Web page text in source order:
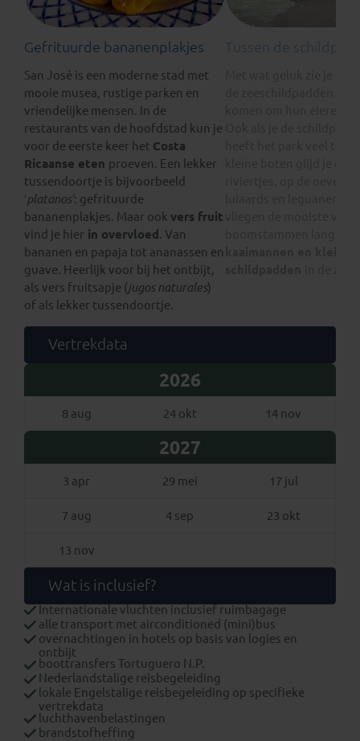
Gefrituurde bananenplakjes
San José is een moderne stad met
mooie musea, rustige parken en
vriendelijke mensen. In de
restaurants van de hoofdstad kun je
voor de eerste keer het Costa
Ricaanse eten proeven. Een lekker
tussendoortje is bijvoorbeeld
‘platanos’: gefrituurde
bananenplakjes. Maar ook vers fruit
vind je hier in overvloed . Van
bananen en papaja tot ananassen en
guave. Heerlijk voor bij het ontbijt,
als vers fruitsapje (jugos naturales)
of als lekker tussendoortje.
Tussen de
Vertrekdata
2026
8 aug 24 okt 14 nov
2027
3 apr 29 mei 17 jul
7 aug 4 sep 23 okt
13 nov
Wat is inclusief?
Internationale vluchten inclusief ruimbagage
alle transport met airconditioned (mini)bus
overnachtingen in hotels op basis van logies en
ontbijt
boottransfers Tortuguero N.P.
Nederlandstalige reisbegeleiding
lokale Engelstalige reisbegeleiding op specifieke
vertrekdata
luchthavenbelastingen
brandstofheffing